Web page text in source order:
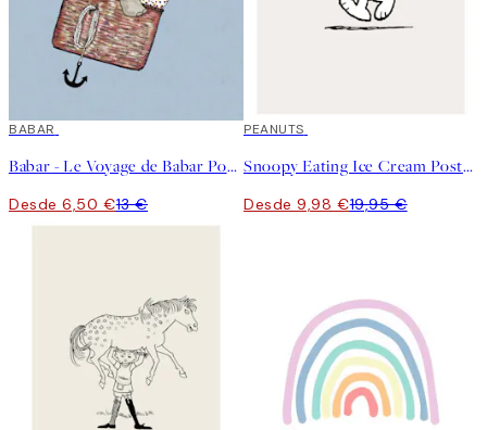
50%*
BABAR
Babar - Le Voyage de Babar Poster
Desde 6,50 €13 €
50%*
PEANUTS
Snoopy Eating Ice Cream Poster
Desde 9,98 €19,95 €